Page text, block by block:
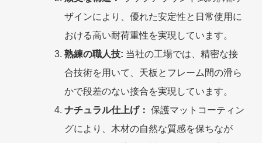
ザインにより、優れた安定性と日常使用に
おける高い耐荷重性を実現しています。
熟練の職人技: 当社の工場では、精密な接
合技術を用いて、天板とフレーム間の滑ら
かで段差のない接合を実現しています。
ナチュラル仕上げ： 保護マットコーティン
グにより、木材の自然な質感を保ちなが